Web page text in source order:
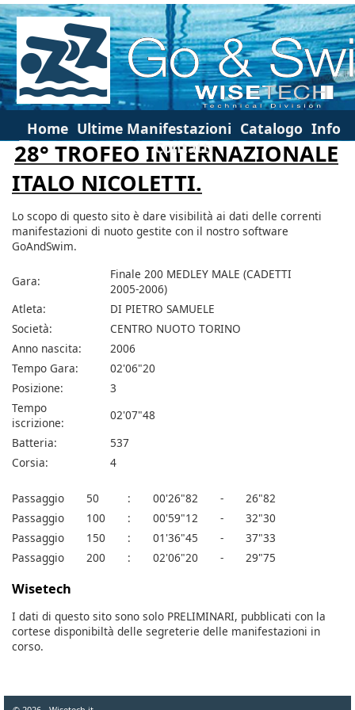
Home Ultime Manifestazioni Catalogo Info
Contatti
28° TROFEO INTERNAZIONALE
ITALO NICOLETTI.
Lo scopo di questo sito è dare visibilità ai dati delle correnti
manifestazioni di nuoto gestite con il nostro software
GoAndSwim.
Gara:
Finale 200 MEDLEY MALE (CADETTI
2005-2006)
Atleta:
DI PIETRO SAMUELE
Società:
CENTRO NUOTO TORINO
Anno nascita:
2006
Tempo Gara:
02'06"20
Posizione:
3
Tempo
iscrizione:
02'07"48
Batteria:
537
Corsia:
4
Passaggio 50 : 00'26"82 -
26"82
Passaggio
100 : 00'59"12 -
32"30
Passaggio
150 : 01'36"45 -
37"33
Passaggio
200 : 02'06"20 - 29"75
Wisetech
I dati di questo sito sono solo PRELIMINARI, pubblicati con la
cortese disponibiltà delle segreterie delle manifestazioni in
corso.